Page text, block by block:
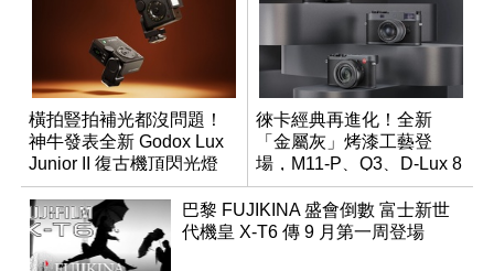
橫拍豎拍補光都沒問題！
神牛發表全新 Godox Lux
Junior II 復古機頂閃光燈
徠卡經典再進化！全新
「金屬灰」烤漆工藝登
場，M11-P、Q3、D-Lux 8
領銜換裝
巴黎 FUJIKINA 盛會倒數 富士新世
代機皇 X-T6 傳 9 月第一周登場